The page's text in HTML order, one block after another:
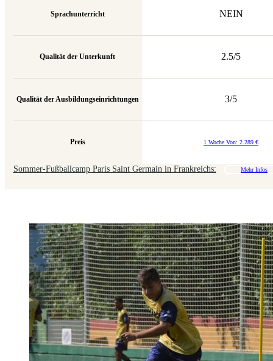
Sprachunterricht
Qualität der Unterkunft
Qualität der Ausbildungseinrichtungen
Preis
NEIN
2.5/5
3/5
1 Woche Von: 2.289 €
Sommer-Fußballcamp Paris Saint Germain in Frankreichs: Mehr Infos